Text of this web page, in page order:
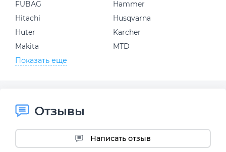
FUBAG
Hammer
Hitachi
Husqvarna
Huter
Karcher
Makita
MTD
Показать еще
Отзывы
Написать отзыв